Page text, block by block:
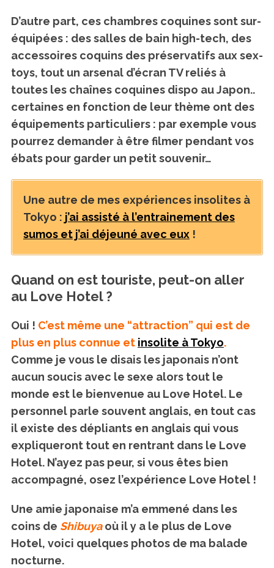
D’autre part, ces chambres coquines sont sur-
équipées : des salles de bain high-tech, des
accessoires coquins des préservatifs aux sex-
toys, tout un arsenal d’écran TV reliés à
toutes les chaînes coquines dispo au Japon..
certaines en fonction de leur thème ont des
équipements particuliers : par exemple vous
pourrez demander à être filmer pendant vos
ébats pour garder un petit souvenir…
Une autre de mes expériences insolites à
Tokyo : j’ai assisté à l’entrainement des
sumos et j’ai déjeuné avec eux!
Quand on est touriste, peut-on aller
au Love Hotel ?
Oui ! C’est même une “attraction” qui est de
plus en plus connue et insolite à Tokyo.
Comme je vous le disais les japonais n’ont
aucun soucis avec le sexe alors tout le
monde est le bienvenue au Love Hotel. Le
personnel parle souvent anglais, en tout cas
il existe des dépliants en anglais qui vous
expliqueront tout en rentrant dans le Love
Hotel. N’ayez pas peur, si vous êtes bien
accompagné, osez l’expérience Love Hotel !
Une amie japonaise m’a emmené dans les
coins de Shibuyaoù il y a le plus de Love
Hotel, voici quelques photos de ma balade
nocturne.